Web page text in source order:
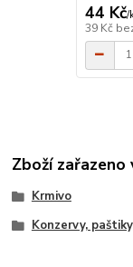
44 Kč/
39 Kč
Zboží
Krmivo
Konzervy,